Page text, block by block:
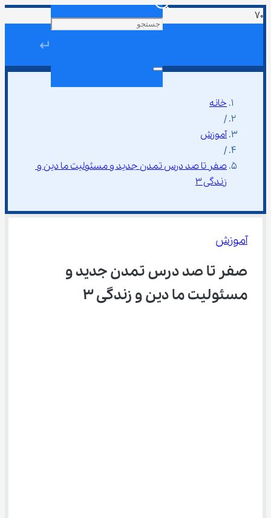
↵
خانه
/
آموزش
/
صفر تا صد درس تمدن جدید و مسئولیت ما دین و
زندگی ۳
آموزش
صفر تا صد درس تمدن جدید و
مسئولیت ما دین و زندگی ۳